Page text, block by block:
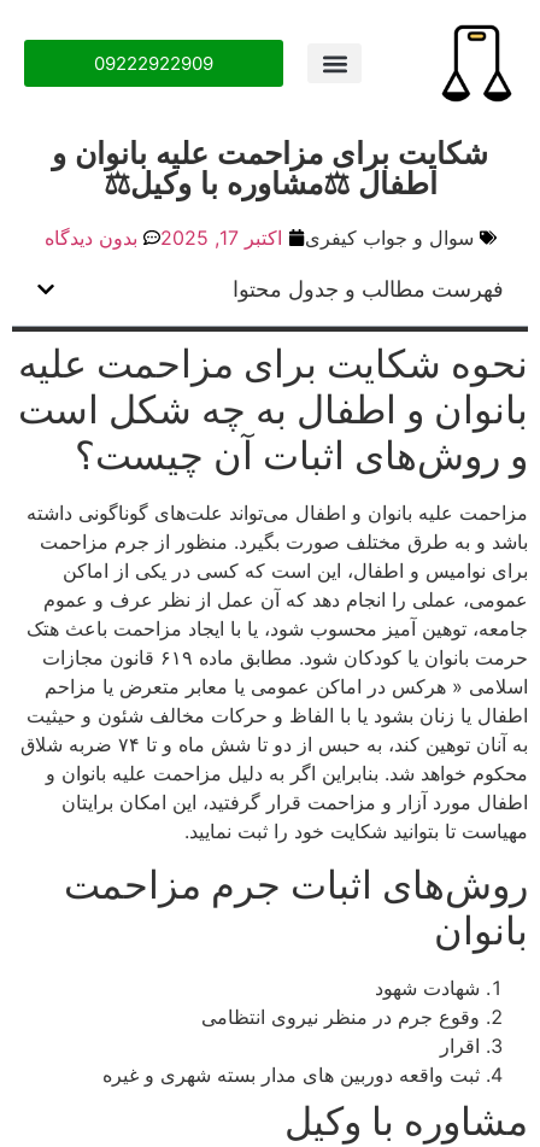
09222922909
شکایت برای مزاحمت علیه بانوان و
اطفال ⚖️مشاوره با وکیل⚖️
سوال و جواب کیفری اکتبر 17, 2025 بدون دیدگاه
فهرست مطالب و جدول محتوا
نحوه شکایت برای مزاحمت علیه
بانوان و اطفال به چه شکل است
و روش‌های اثبات آن چیست؟
مزاحمت علیه بانوان و اطفال می‌تواند علت‌های گوناگونی داشته
باشد و به طرق مختلف صورت بگیرد. منظور از جرم مزاحمت
برای نوامیس و اطفال، این است که کسی در یکی از اماکن
عمومی، عملی را انجام دهد که آن عمل از نظر عرف و عموم
جامعه، توهین آمیز محسوب شود، یا با ایجاد مزاحمت باعث هتک
حرمت بانوان یا کودکان شود. مطابق ماده ۶۱۹ قانون مجازات
اسلامی « هرکس در اماکن عمومی یا معابر متعرض یا مزاحم
اطفال یا زنان بشود یا با الفاظ و حرکات مخالف شئون و حیثیت
به آنان توهین کند، به حبس از دو تا شش ماه و تا ۷۴ ضربه شلاق
محکوم خواهد شد. بنابراین اگر به دلیل مزاحمت علیه بانوان و
اطفال مورد آزار و مزاحمت قرار گرفتید، این امکان برایتان
مهیاست تا بتوانید شکایت خود را ثبت نمایید.
روش‌های اثبات جرم مزاحمت
بانوان
شهادت شهود
وقوع جرم در منظر نیروی انتظامی
اقرار
ثبت واقعه دوربین های مدار بسته شهری و غیره
مشاوره با وکیل